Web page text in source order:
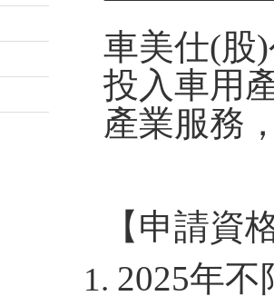
車美仕(股
投入車用
產業服務
【申請資
2025年